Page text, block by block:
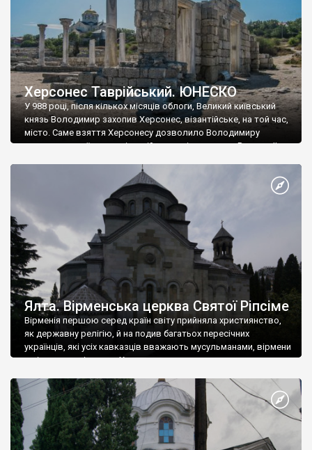
Херсонес Таврійський. ЮНЕСКО
У 988 році, після кількох місяців облоги, Великий київський
князь Володимир захопив Херсонес, візантійське, на той час,
місто. Саме взяття Херсонесу дозволило Володимиру
диктувати свої умови візантійському імператору Василю ІІ, та
Херсонесі Володимир-язичник, став Василем-християнином.
А потім було Хрещення Русі. На честь Херсонесу Таврійського
Ялта. Вірменська церква Святої Ріпсіме
Вірменія першою серед країн світу прийняла християнство,
як державну релігію, й на подив багатьох пересічних
українців, які усіх кавказців вважають мусульманами, вірмени
є відданими вірянами Христа